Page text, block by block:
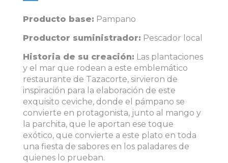
Producto base: Pampano
Productor suministrador: Pescador local
Historia de su creación: Las plantaciones
y el mar que rodean a este emblemático
restaurante de Tazacorte, sirvieron de
inspiración para la elaboración de este
exquisito ceviche, donde el pámpano se
convierte en protagonista, junto al mango y
la parchita, que le aportan ese toque
exótico, que convierte a este plato en toda
una fiesta de sabores en los paladares de
quienes lo prueban.